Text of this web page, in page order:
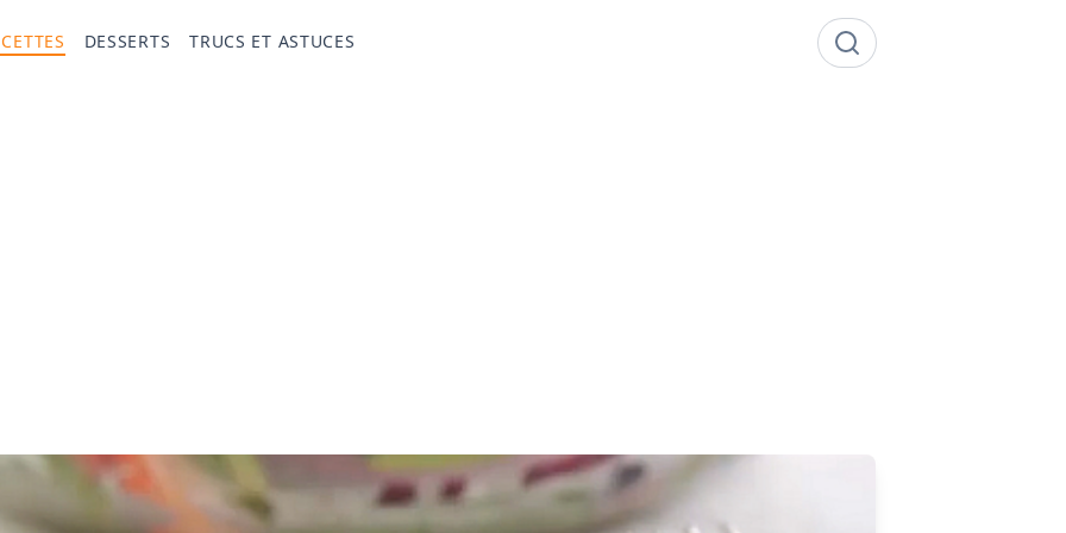
DESSERTS TRUCS ET ASTUCES